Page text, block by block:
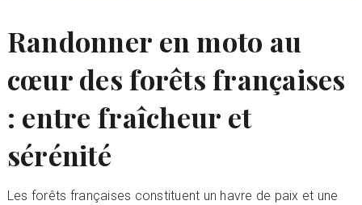
Randonner en moto au
cœur des forêts françaises
: entre fraîcheur et
sérénité
Les forêts françaises constituent un havre de paix et une